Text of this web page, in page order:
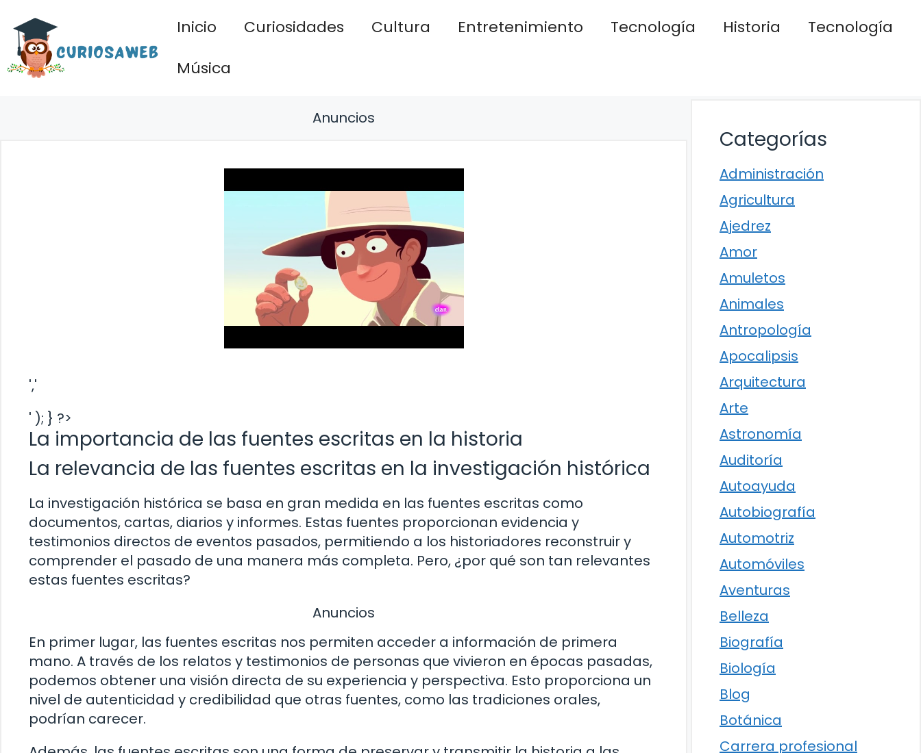
contenido
Inicio Curiosidades Cultura Entretenimiento Tecnología Historia
Tecnología
Música
Anuncios
','
' ); } ?>
La importancia de las fuentes escritas en la historia
La relevancia de las fuentes escritas en la investigación histórica
La investigación histórica se basa en gran medida en las fuentes escritas como
documentos, cartas, diarios y informes. Estas fuentes proporcionan evidencia y
testimonios directos de eventos pasados, permitiendo a los historiadores reconstruir y
comprender el pasado de una manera más completa. Pero, ¿por qué son tan relevantes
estas fuentes escritas?
Anuncios
En primer lugar, las fuentes escritas nos permiten acceder a información de primera
mano. A través de los relatos y testimonios de personas que vivieron en épocas pasadas,
podemos obtener una visión directa de su experiencia y perspectiva. Esto proporciona un
nivel de autenticidad y credibilidad que otras fuentes, como las tradiciones orales,
podrían carecer.
Categorías
Administración
Agricultura
Ajedrez
Amor
Amuletos
Animales
Antropología
Apocalipsis
Arquitectura
Arte
Astronomía
Auditoría
Autoayuda
Autobiografía
Automotriz
Automóviles
Aventuras
Belleza
Biografía
Biología
Blog
Botánica
Carrera profesional